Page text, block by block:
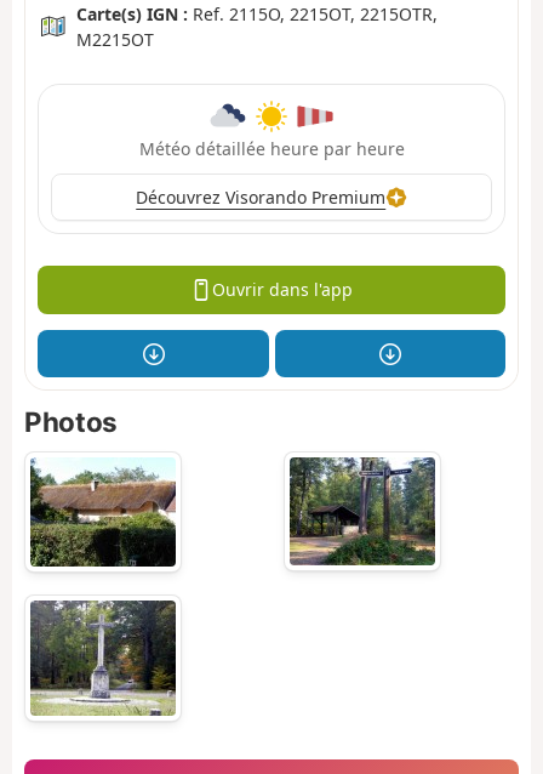
Carte(s) IGN : Ref. 2115O, 2215OT, 2215OTR,
M2215OT
Météo détaillée heure par heure
Découvrez Visorando Premium
Ouvrir dans l'app
Photos